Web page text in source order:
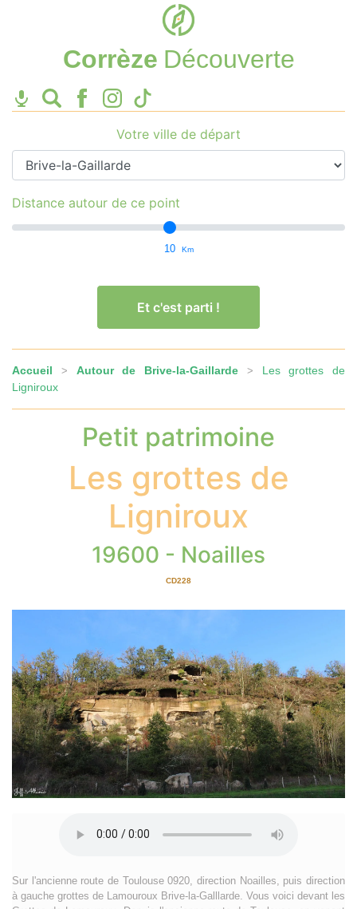
Corrèze Découverte
Votre ville de départ
Distance autour de ce point
10 Km
Et c'est parti !
Accueil > Autour de Brive-la-Gaillarde > Les grottes de
Ligniroux
Petit patrimoine
Les grottes de
Ligniroux
19600 - Noailles
CD228
Sur l'ancienne route de Toulouse 0920, direction Noailles, puis direction
à gauche grottes de Lamouroux Brive-la-Galllarde. Vous voici devant les